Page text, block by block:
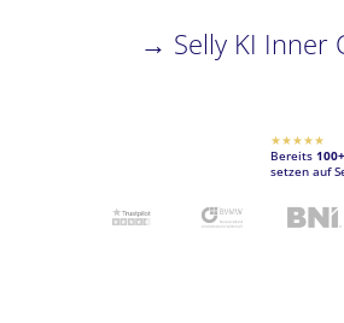
→ Selly KI Inner
★★★★★
Bereits
setzen auf